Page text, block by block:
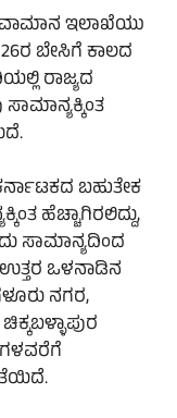
ಇಲಾಖೆಯು
ಬೇಸಿಗೆ ಕಾಲದ
ರಾಜ್ಯದ
ಬಹುತೇಕ
ಹೆಚ್ಚಾಗಿರಲಿದ್ದು,
ಸಾಮಾನ್ಯದಿಂದ
ಉತ್ತರ ಒಳನಾಡಿನ
ನಗರ,